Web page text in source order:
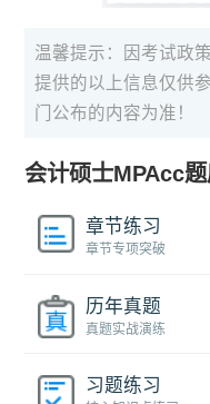
温馨提示：因考试政
提供的以上信息仅供
门公布的内容为准！
会计硕士MPAcc
章节练习
章节专项突破
历年真题
真题实战演练
习题练习